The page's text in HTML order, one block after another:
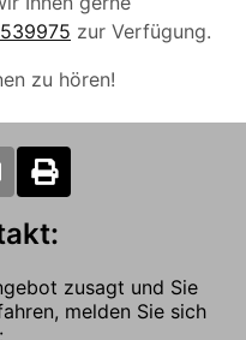
zur Verfügung.
zu hören!
zusagt und Sie
melden Sie sich